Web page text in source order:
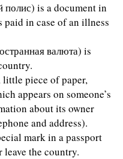
is a document in
in case of an illness
валюта) is
piece of paper,
appears on someone’s
about its owner
and address).
mark in a passport
the country.